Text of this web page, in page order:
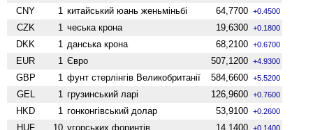
CNY 1 китайський юань женьмiньбi 64,7700 +0.4500
CZK 1 чеська крона 19,6300 +0.1800
DKK 1 данська крона 68,2100 +0.6700
EUR 1 Євро 507,1200 +4.9300
GBP 1 фунт стерлінгів Велико­британії 584,6600 +5.5200
GEL 1 грузинський ларі 126,9600 +0.7600
HKD 1 гонконгівський долар 53,9100 +0.2600
HUF 10 угорських форинтів 14,1400 +0.1400